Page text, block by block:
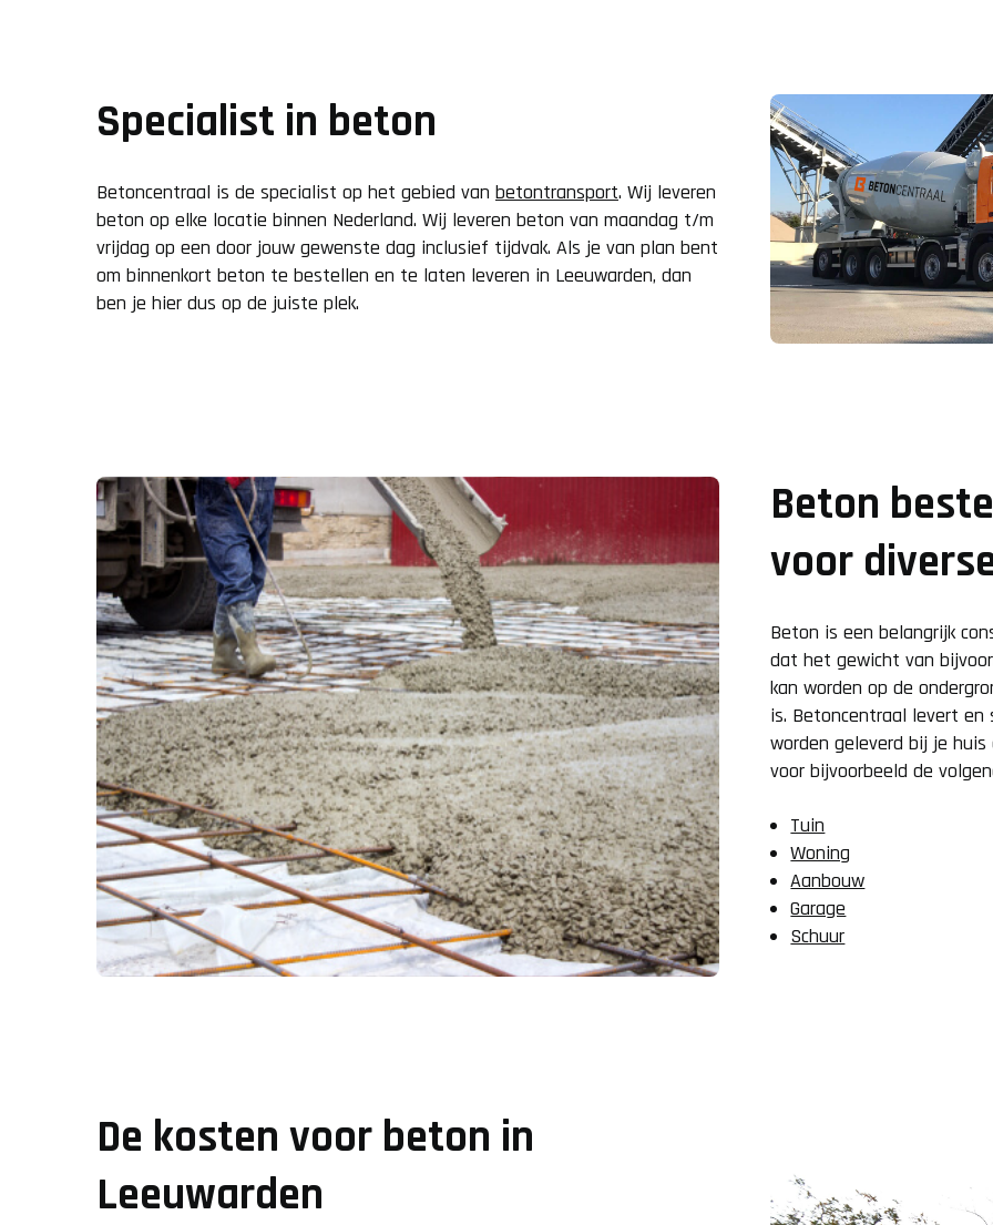
Tuinhuis
Woning
Zwembad
Specialist in beton
Betoncentraal is de specialist op het gebied van betontransport. Wij leveren
beton op elke locatie binnen Nederland. Wij leveren beton van maandag t/m
vrijdag op een door jouw gewenste dag inclusief tijdvak. Als je van plan bent
om binnenkort beton te bestellen en te laten leveren in Leeuwarden, dan
ben je hier dus op de juiste plek.
Beton
voor
Beton is een belangrijk
dat het gewicht van
kan worden op de
is. Betoncentraal levert
worden geleverd bij je
voor bijvoorbeeld de
Tuin
Woning
Aanbouw
Garage
Schuur
De kosten voor beton in
Leeuwarden